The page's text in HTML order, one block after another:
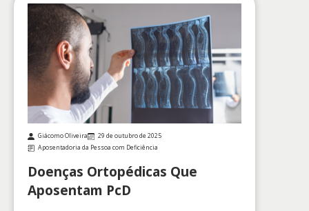
Giácomo Oliveira
29 de outubro de 2025
Aposentadoria da Pessoa com Deficiência
Doenças Ortopédicas Que
Aposentam PcD